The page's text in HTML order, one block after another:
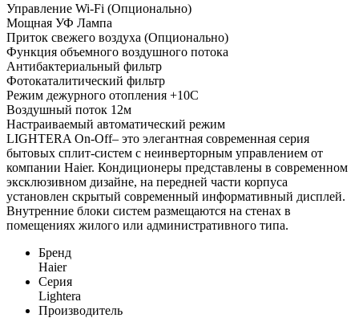
Управление Wi-Fi (Опционально)
Мощная УФ Лампа
Приток свежего воздуха (Опционально)
Функция объемного воздушного потока
Антибактериальный фильтр
Фотокаталитический фильтр
Режим дежурного отопления +10С
Воздушный поток 12м
Настраиваемый автоматический режим
LIGHTERA On-Off– это элегантная современная серия
бытовых сплит-систем с неинверторным управлением от
компании Haier. Кондиционеры представлены в современном
эксклюзивном дизайне, на передней части корпуса
установлен скрытый современный информативный дисплей.
Внутренние блоки систем размещаются на стенах в
помещениях жилого или административного типа.
Бренд
Haier
Серия
Lightera
Производитель